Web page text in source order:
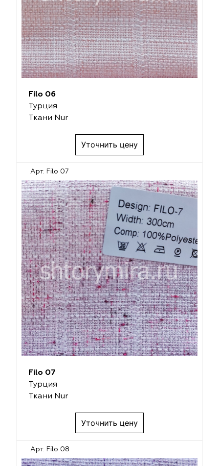
Filo 06
Турция
Ткани Nur
Уточнить цену
Арт. Filo 07
Filo 07
Турция
Ткани Nur
Уточнить цену
Арт. Filo 08